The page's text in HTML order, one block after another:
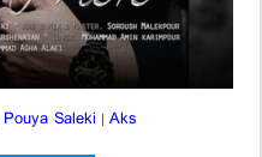
Pouya Saleki | Aks